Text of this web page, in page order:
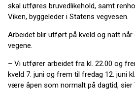
skal utføres bruvedlikehold, samt
Viken, byggeleder i Statens vegvesen.
Arbeidet blir utført på kveld og natt
vegene.
– Vi utfører arbeidet fra kl. 22.00 og
kveld 7. juni og frem til fredag 12. juni
være åpen som normalt på dagtid, sier